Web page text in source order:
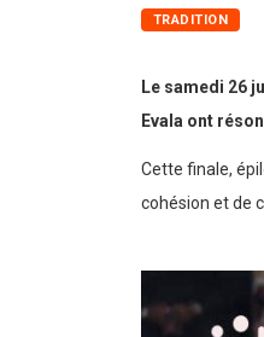
TRADITION
Le samedi 26
Evala ont
Cette finale,
cohésion et de